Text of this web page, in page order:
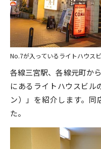
No.7が入っているライトハウス
各線三宮駅、各線元町か
にあるライトハウスビル
ン）」を紹介します。同
た。